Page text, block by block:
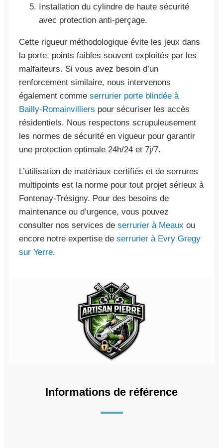
Installation du cylindre de haute sécurité
avec protection anti-perçage.
Cette rigueur méthodologique évite les jeux dans
la porte, points faibles souvent exploités par les
malfaiteurs. Si vous avez besoin d’un
renforcement similaire, nous intervenons
également comme serrurier porte blindée à
Bailly-Romainvilliers pour sécuriser les accès
résidentiels. Nous respectons scrupuleusement
les normes de sécurité en vigueur pour garantir
une protection optimale 24h/24 et 7j/7.
L’utilisation de matériaux certifiés et de serrures
multipoints est la norme pour tout projet sérieux à
Fontenay-Trésigny. Pour des besoins de
maintenance ou d’urgence, vous pouvez
consulter nos services de serrurier à Meaux ou
encore notre expertise de serrurier à Evry Gregy
sur Yerre.
Informations de référence